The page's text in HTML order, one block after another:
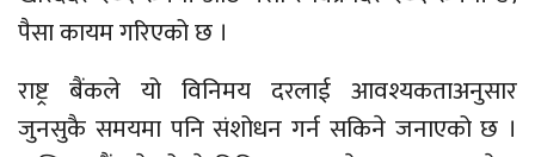
पैसा कायम गरिएको छ ।
राष्ट्र बैंकले यो विनिमय दरलाई आवश्यकताअनुसार
जुनसुकै समयमा पनि संशोधन गर्न सकिने जनाएको छ ।